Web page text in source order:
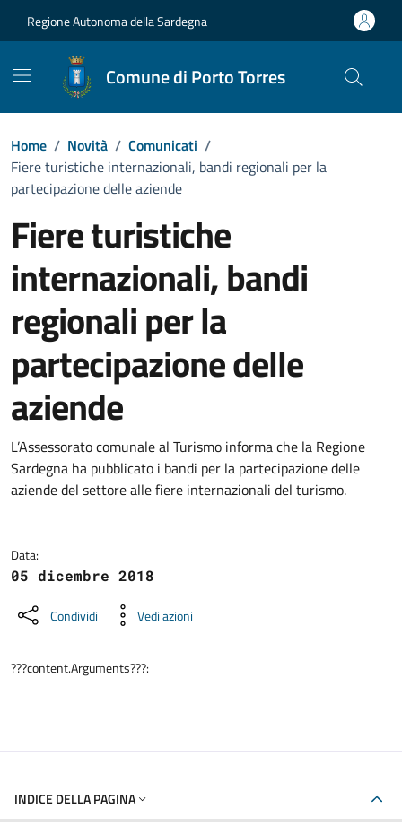
Regione Autonoma della Sardegna
Comune di Porto Torres
Home / Novità / Comunicati /
Fiere turistiche internazionali, bandi regionali per la
partecipazione delle aziende
Fiere turistiche
internazionali, bandi
regionali per la
partecipazione delle
aziende
Dettagli della notizia
L’Assessorato comunale al Turismo informa che la Regione
Sardegna ha pubblicato i bandi per la partecipazione delle
aziende del settore alle fiere internazionali del turismo.
Data:
05 dicembre 2018
Condividi Vedi azioni
???content.Arguments???:
INDICE DELLA PAGINA